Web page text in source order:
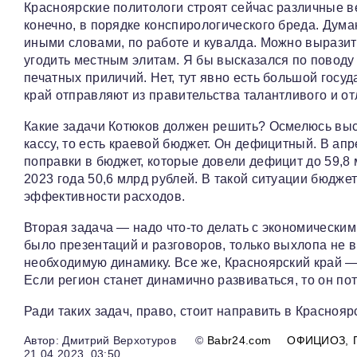
Красноярские политологи строят сейчас различные
конечно, в порядке конспирологического бреда.
иными словами, по работе и кувалда. Можно
угодить местным элитам. Я бы высказался по
печатных приличий. Нет, тут явно есть большой
край отправляют из правительства талантливого и
Какие задачи Котюков должен решить? Осмелюсь
кассу, то есть краевой бюджет. Он дефицитный. В
поправки в бюджет, которые довели дефицит до
2023 года 50,6 млрд рублей. В такой ситуации
эффективности расходов.
Вторая задача — надо что-то делать с
было презентаций и разговоров, только выхлопа
необходимую динамику. Все же, Красноярский край
Если регион станет динамично развиваться, то он
Ради таких задач, право, стоит направить в
Дмитрий Верхотуров © Babr24.com ОФИЦИОЗ
21.04.2023, 03:50